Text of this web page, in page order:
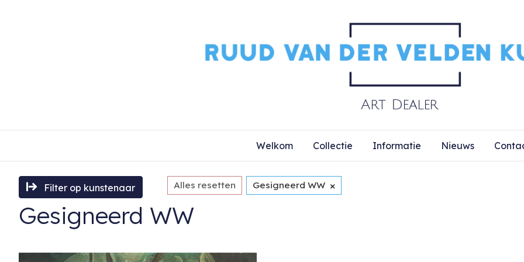
Welkom Collectie Informatie Nieuws
Filter op kunstenaar Alles resetten Gesigneerd WW ×
Gesigneerd WW